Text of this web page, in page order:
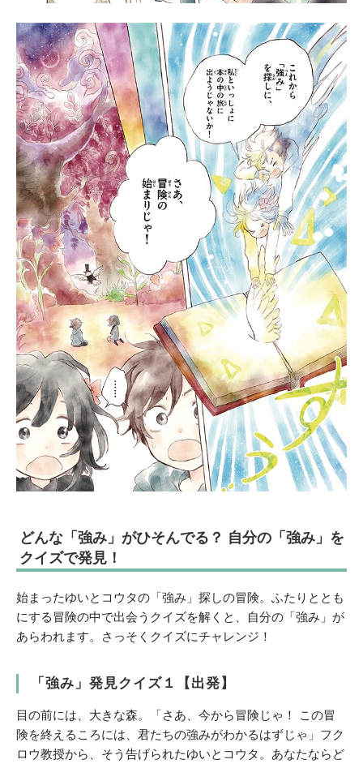
どんな「強み」がひそんでる？ 自分の「強み」を
クイズで発見！
始まったゆいとコウタの「強み」探しの冒険。ふたりととも
にする冒険の中で出会うクイズを解くと、自分の「強み」が
あらわれます。さっそくクイズにチャレンジ！
「強み」発見クイズ１【出発】
目の前には、大きな森。「さあ、今から冒険じゃ！ この冒
険を終えるころには、君たちの強みがわかるはずじゃ」フク
ロウ教授から、そう告げられたゆいとコウタ。あなたならど